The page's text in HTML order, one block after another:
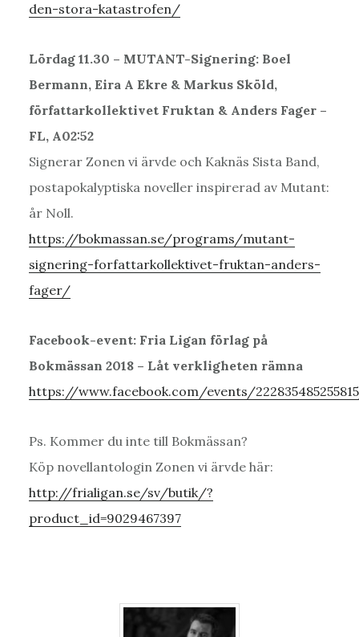
den-stora-katastrofen/
Lördag 11.30 – MUTANT-Signering: Boel
Bermann, Eira A Ekre & Markus Sköld,
författarkollektivet Fruktan & Anders Fager –
FL, A02:52
Signerar Zonen vi ärvde och Kaknäs Sista Band,
postapokalyptiska noveller inspirerad av Mutant:
år Noll.
https://bokmassan.se/programs/mutant-
signering-forfattarkollektivet-fruktan-anders-
fager/
​Facebook-event: Fria Ligan förlag på
Bokmässan 2018 – Låt verkligheten rämna
https://www.facebook.com/events/
Ps. Kommer du inte till Bokmässan?
Köp novellantologin Zonen vi ärvde här:
http://frialigan.se/sv/butik/?
product_id=9029467397